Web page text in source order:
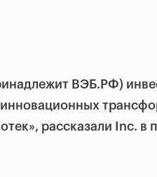
ВЭБ.РФ)
рассказали Inc. в